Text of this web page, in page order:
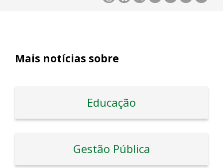
Mais notícias sobre
Educação
Gestão Pública